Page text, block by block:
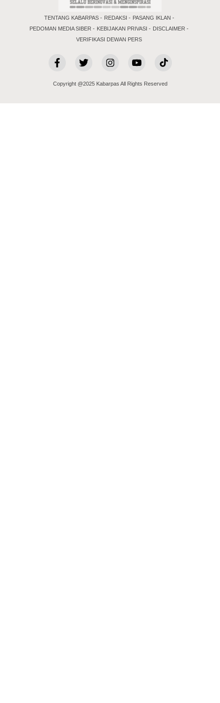
TENTANG KABARPAS REDAKSI
PASANG IKLAN
PEDOMAN MEDIA SIBER
KEBIJAKAN PRIVASI
DISCLAIMER
VERIFIKASI DEWAN PERS
Copyright @2025 Kabarpas All Rights Reserved